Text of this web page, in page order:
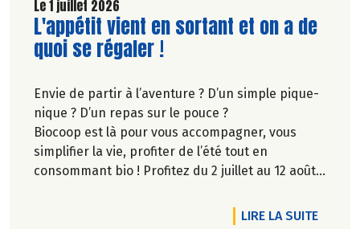
Le 1 juillet 2026
Lire la suite de l'article
L'appétit vient en sortant et on a de
quoi se régaler !
Envie de partir à l’aventure ? D’un simple pique-
nique ? D’un repas sur le pouce ?
Biocoop est là pour vous accompagner, vous
simplifier la vie, profiter de l’été tout en
consommant bio ! Profitez du 2 juillet au 12 août
LIRE LA SUITEDE